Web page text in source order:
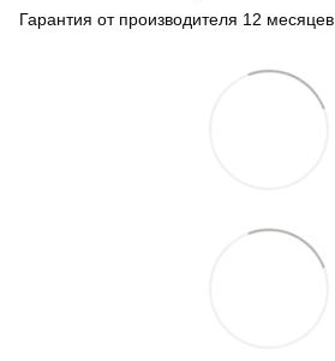
Гарантия от производителя 12 месяцев